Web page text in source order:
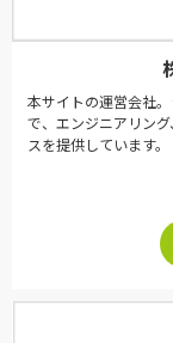
本サイトの運営会社
で、エンジニアリン
スを提供しています。